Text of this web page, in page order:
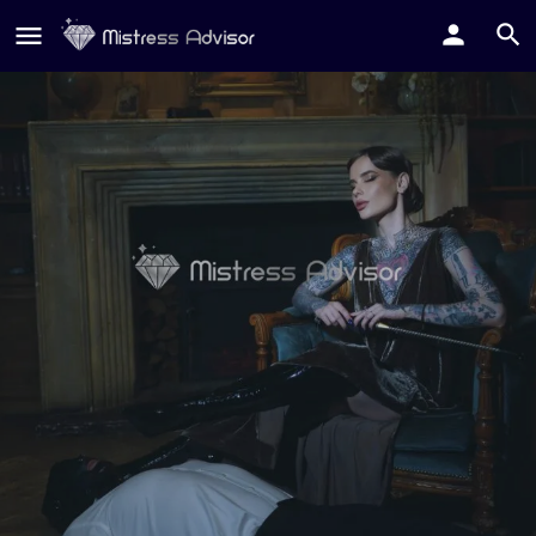
Miss Vivvien
Invia Tributo Contatta su Whatsapp